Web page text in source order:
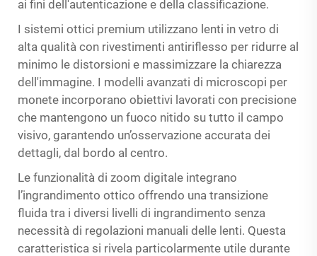
ai fini dell'autenticazione e della classificazione.
I sistemi ottici premium utilizzano lenti in vetro di
alta qualità con rivestimenti antiriflesso per ridurre al
minimo le distorsioni e massimizzare la chiarezza
dell'immagine. I modelli avanzati di microscopi per
monete incorporano obiettivi lavorati con precisione
che mantengono un fuoco nitido su tutto il campo
visivo, garantendo un’osservazione accurata dei
dettagli, dal bordo al centro.
Le funzionalità di zoom digitale integrano
l’ingrandimento ottico offrendo una transizione
fluida tra i diversi livelli di ingrandimento senza
necessità di regolazioni manuali delle lenti. Questa
caratteristica si rivela particolarmente utile durante